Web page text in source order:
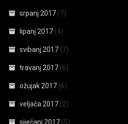
srpanj 2017 (7)
lipanj 2017 (4)
svibanj 2017 (7)
travanj 2017 (6)
ožujak 2017 (6)
veljača 2017 (2)
siječanj 2017 (5)